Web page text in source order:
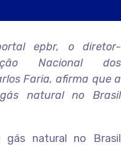
epbr, o diretor-
Nacional dos
Faria, afirma que a
natural no Brasil
natural no Brasil